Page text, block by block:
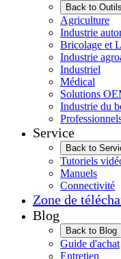
Back to
Agriculture
Industrie
Bricolage et
Industrie
Industriel
Médical
Solutions
Industrie du
Service
Back to
Tutoriels
Manuels
Connectivité
Zone de
Blog
Back to Blog
Guide d'achat
Entretien